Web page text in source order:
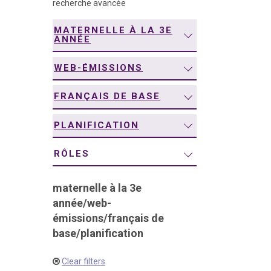
recherche avancée
MATERNELLE À LA 3E
ANNÉE
WEB-ÉMISSIONS
FRANÇAIS DE BASE
PLANIFICATION
RÔLES
maternelle à la 3e
année/web-
émissions/français de
base/planification
Clear filters